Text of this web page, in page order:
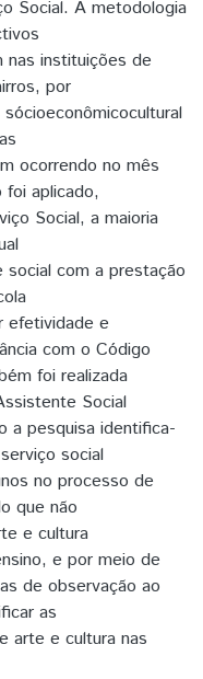
Social. A metodologia
nas instituições de
por
ocorrendo no mês
foi aplicado,
Social, a maioria
com a prestação
efetividade e
com o Código
foi realizada
Social
a pesquisa identifica­
social
no processo de
que não
e cultura
e por meio de
de observação ao
as
arte e cultura nas